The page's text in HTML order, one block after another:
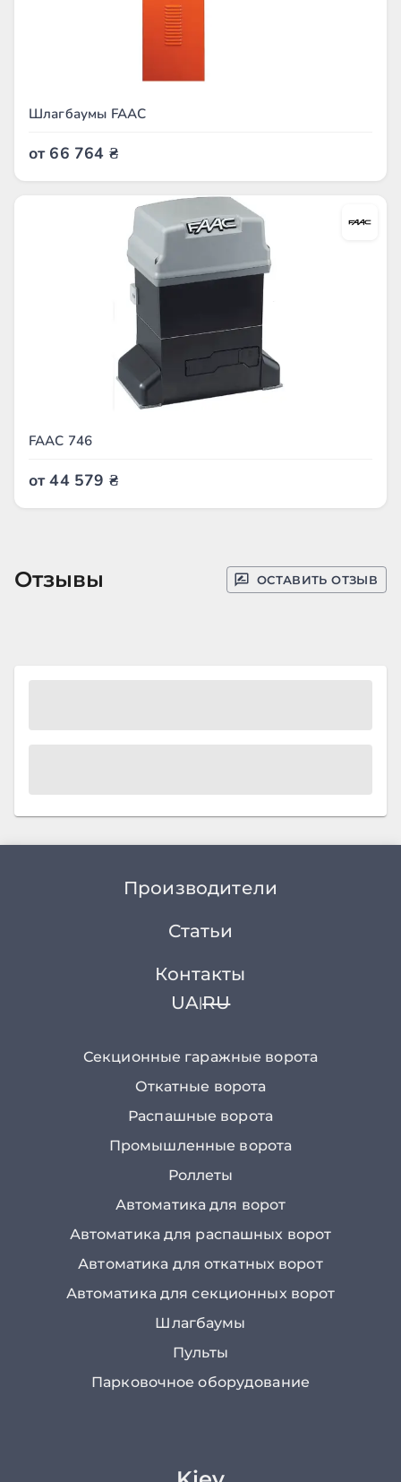
Шлагбаумы FAAC
от 66 764 ₴
FAAC 746
от 44 579 ₴
Отзывы ОСТАВИТЬ ОТЗЫВ
Производители
Статьи
Контакты
UA|RU
Секционные гаражные ворота
Откатные ворота
Распашные ворота
Промышленные ворота
Роллеты
Автоматика для ворот
Автоматика для распашных ворот
Автоматика для откатных ворот
Автоматика для секционных ворот
Шлагбаумы
Пульты
Парковочное оборудование